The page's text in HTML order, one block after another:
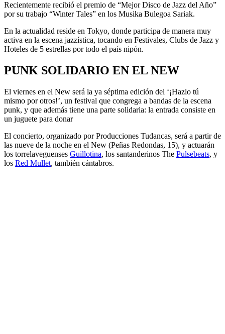
Recientemente recibió el premio de “Mejor Disco de Jazz del Año”
por su trabajo “Winter Tales” en los Musika Bulegoa Sariak.
En la actualidad reside en Tokyo, donde participa de manera muy
activa en la escena jazzística, tocando en Festivales, Clubs de Jazz y
Hoteles de 5 estrellas por todo el país nipón.
PUNK SOLIDARIO EN EL NEW
El viernes en el New será la ya séptima edición del ‘¡Hazlo tú
mismo por otros!’, un festival que congrega a bandas de la escena
punk, y que además tiene una parte solidaria: la entrada consiste en
un juguete para donar
El concierto, organizado por Producciones Tudancas, será a partir de
las nueve de la noche en el New (Peñas Redondas, 15), y actuarán
los torrelaveguenses Guillotina, los santanderinos The Pulsebeats, y
los Red Mullet, también cántabros.